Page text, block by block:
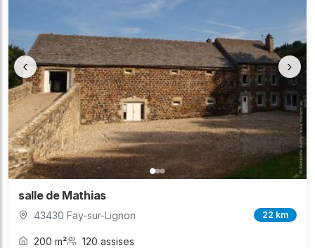
‹ ›
salle de Mathias
43430 Fay-sur-Lignon 22 km
200 m² 120 assises